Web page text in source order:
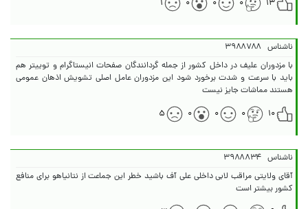
۱۳ ۰ ۰ ۰ ۱
ناشناس ۳۹۸۸۷۸۸
با مزدوران علیف در داخل کشور از جمله گردانندگان صفحات انیستاگرام و توییتر هم
باید با سرعت و شدت برخورد شود این مزدوران عامل اصلی تشویش اذهان عمومی
هستند مماشات جایز نیست
۱۰
۰ ۰ ۰ ۵
ناشناس ۳۹۸۸۸۳۴
آقای ولایتی مراقب لابی داخلی علی آف باشید خطر این جماعت از نتانیاهو برای منافع
کشور بیشتر است